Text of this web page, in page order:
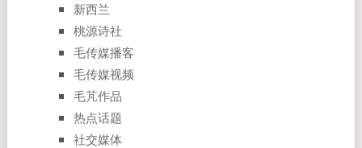
新西兰
桃源诗社
毛传媒播客
毛传媒视频
毛芃作品
热点话题
社交媒体